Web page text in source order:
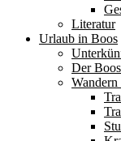
Literatur
Urlaub in Boos
Der